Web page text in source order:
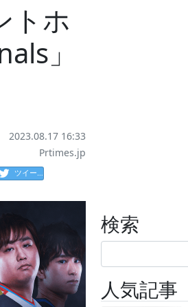
トホ
」
2023.08.17 16:33
Prtimes.jp
ツイート
検索
人気記事